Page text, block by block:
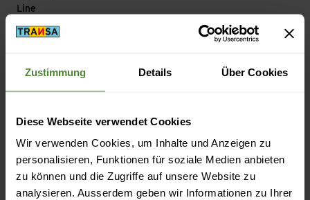
Zustimmung Details Über Cookies
Diese Webseite verwendet Cookies
Wir verwenden Cookies, um Inhalte und Anzeigen zu
personalisieren, Funktionen für soziale Medien anbieten
zu können und die Zugriffe auf unsere Website zu
analysieren. Ausserdem geben wir Informationen zu Ihrer
Line
Lizard
Look
Looking for Wild
Lowe Alpine
Lowepro
LuCycle
Lundhags
Lyofood